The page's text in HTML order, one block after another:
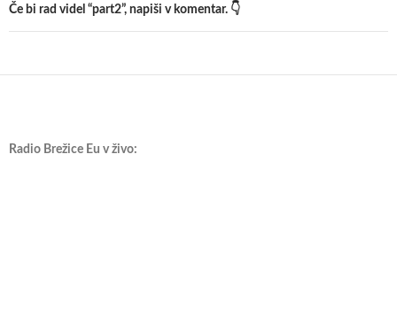
Če bi rad videl “part2”, napiši v komentar. 👇
Radio Brežice Eu v živo: